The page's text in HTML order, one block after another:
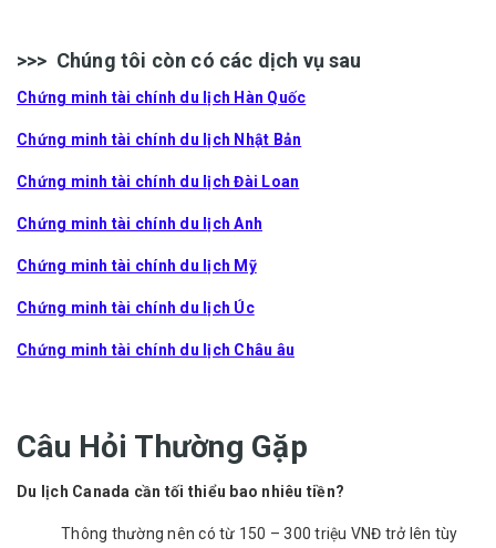
>>> Chúng tôi còn có các dịch vụ sau
Chứng minh tài chính du lịch Hàn Quốc
Chứng minh tài chính du lịch Nhật Bản
Chứng minh tài chính du lịch Đài Loan
Chứng minh tài chính du lịch Anh
Chứng minh tài chính du lịch Mỹ
Chứng minh tài chính du lịch Úc
Chứng minh tài chính du lịch Châu âu
Câu Hỏi Thường Gặp
Du lịch Canada cần tối thiểu bao nhiêu tiền?
Thông thường nên có từ 150 – 300 triệu VNĐ trở lên tùy